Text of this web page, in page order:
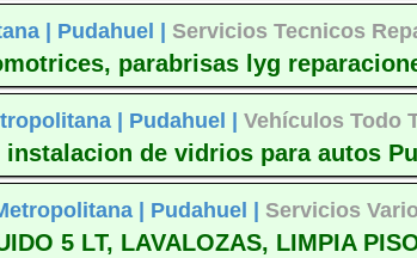
| Pudahuel | Servicios Tecnicos
parabrisas lyg
| Pudahuel | Vehículos Todo
de vidrios para autos
| Pudahuel | Servicios
5 LT, LAVALOZAS, LIMPIA